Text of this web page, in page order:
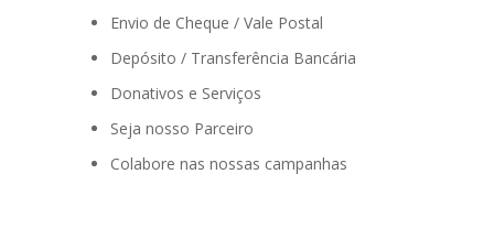
Envio de Cheque / Vale Postal
Depósito / Transferência Bancária
Donativos e Serviços
Seja nosso Parceiro
Colabore nas nossas campanhas